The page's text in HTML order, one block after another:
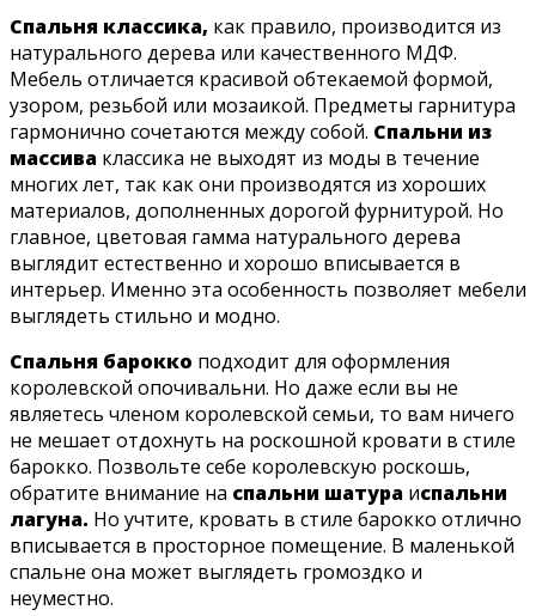
Спальня классика, как правило, производится из
натурального дерева или качественного МДФ.
Мебель отличается красивой обтекаемой формой,
узором, резьбой или мозаикой. Предметы гарнитура
гармонично сочетаются между собой. Спальни из
массива классика не выходят из моды в течение
многих лет, так как они производятся из хороших
материалов, дополненных дорогой фурнитурой. Но
главное, цветовая гамма натурального дерева
выглядит естественно и хорошо вписывается в
интерьер. Именно эта особенность позволяет мебели
выглядеть стильно и модно.
Спальня барокко подходит для оформления
королевской опочивальни. Но даже если вы не
являетесь членом королевской семьи, то вам ничего
не мешает отдохнуть на роскошной кровати в стиле
барокко. Позвольте себе королевскую роскошь,
обратите внимание на спальни шатура испальни
лагуна. Но учтите, кровать в стиле барокко отлично
вписывается в просторное помещение. В маленькой
спальне она может выглядеть громоздко и
неуместно.